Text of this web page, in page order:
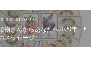
02:22
物さんからあなたへ2020年
メッセージ